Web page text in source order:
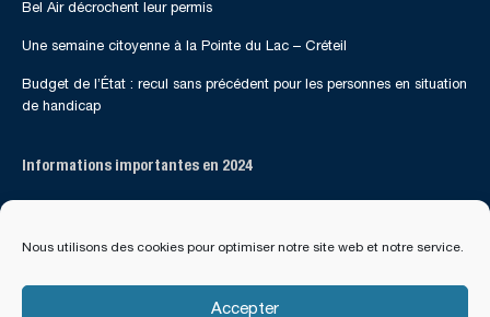
Nous utilisons des cookies pour optimiser notre site web et notre service.
Accepter
Bel Air décrochent leur permis
Une semaine citoyenne à la Pointe du Lac – Créteil
Budget de l’État : recul sans précédent pour les personnes en situation
de handicap
Informations importantes en 2024